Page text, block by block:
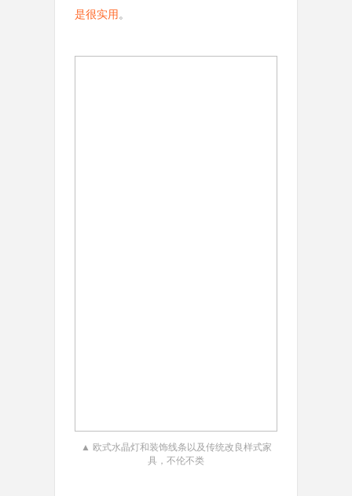
是很实用。
▲ 欧式水晶灯和装饰线条以及传统改良样式家
具，不伦不类